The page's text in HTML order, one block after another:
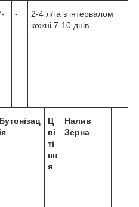
-
2-4 л/га з інтервалом
кожні 7-10 днів
Бутонізац
ія
Ц
ві
ті
нн
я
Налив
Зерна